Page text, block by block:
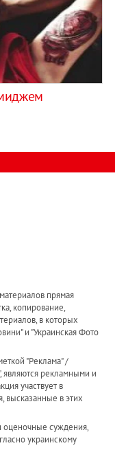
прямая
копирование,
в которых
и "Украинская Фото
"Реклама" /
являются рекламными и
участвует в
высказанные в этих
оценочные суждения,
украинскому